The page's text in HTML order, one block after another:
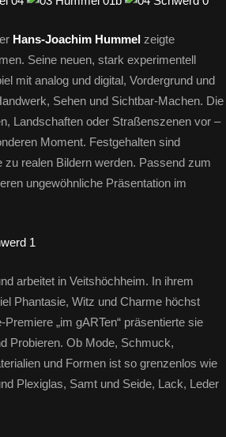
Hans-Joachim Hummel zeigte
Seine neuen, stark experimentell
mit analog und digital, Vordergrund und
Sehen und Sichtbar-Machen. Die
Landschaften oder Straßenszenen vor –
Moment. Festgehalten sind
realen Bildern werden. Passend zum
ungewöhnliche Präsentation im
arbeitet in Veitshöchheim. In ihrem
Phantasie, Witz und Charme höchst
„im gARTen“ präsentierte sie
Probieren. Ob Mode, Schmuck,
und Formen ist so grenzenlos wie
Plexiglas, Samt und Seide, Lack, Leder